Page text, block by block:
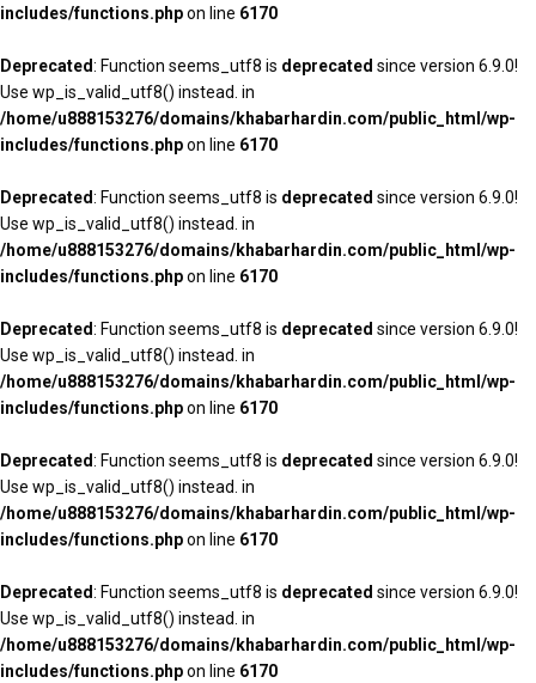
includes/functions.phpon line 6170
Deprecated: Function seems_utf8 is deprecated since version 6.9.0!
Use wp_is_valid_utf8() instead. in
/home/u888153276/domains/khabarhardin.com/public_html/wp-
includes/functions.phpon line 6170
Deprecated: Function seems_utf8 is deprecated since version 6.9.0!
Use wp_is_valid_utf8() instead. in
/home/u888153276/domains/khabarhardin.com/public_html/wp-
includes/functions.phpon line 6170
Deprecated: Function seems_utf8 is deprecated since version 6.9.0!
Use wp_is_valid_utf8() instead. in
/home/u888153276/domains/khabarhardin.com/public_html/wp-
includes/functions.phpon line 6170
Deprecated: Function seems_utf8 is deprecated since version 6.9.0!
Use wp_is_valid_utf8() instead. in
/home/u888153276/domains/khabarhardin.com/public_html/wp-
includes/functions.phpon line 6170
Deprecated: Function seems_utf8 is deprecated since version 6.9.0!
Use wp_is_valid_utf8() instead. in
/home/u888153276/domains/khabarhardin.com/public_html/wp-
includes/functions.phpon line 6170